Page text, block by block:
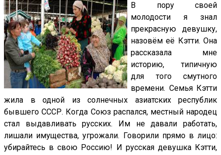
В пору своей
молодости я знал
прекрасную девушку,
назовём её Кэтти. Она
рассказала мне
историю, типичную
для того смутного
времени. Семья Кэтти
жила в одной из солнечных азиатских республик
бывшего СССР. Когда Союз распался, местный народец
стал выдавливать русских. Им не давали работать,
лишали имущества, угрожали. Говорили прямо в лицо:
убирайтесь в свою Россию! И русская девушка Кэтти,